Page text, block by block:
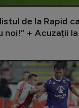
de la Rapid
noi!” + Acuzații
Pitu: s-a